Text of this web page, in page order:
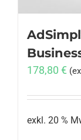
178,80 €
exkl. 20 %